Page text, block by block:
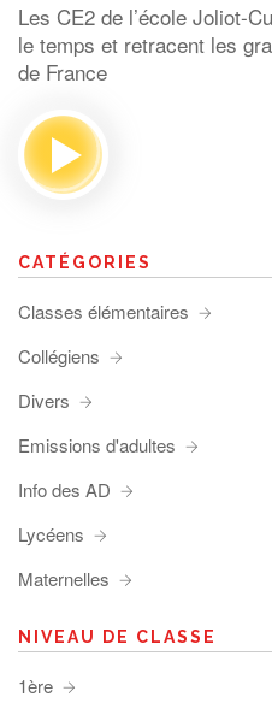
Les CE2 de l’école Joliot-
le temps et retracent les
de France
CATÉGORIES
Classes élémentaires
Collégiens
Divers
Emissions d'adultes
Info des AD
Lycéens
Maternelles
NIVEAU DE CLASSE
1ère